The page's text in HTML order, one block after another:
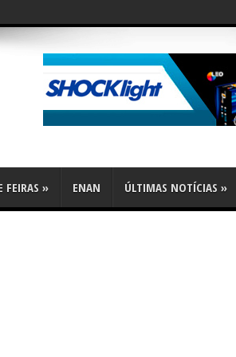
FEIRAS » ENAN ÚLTIMAS NOTÍCIAS »